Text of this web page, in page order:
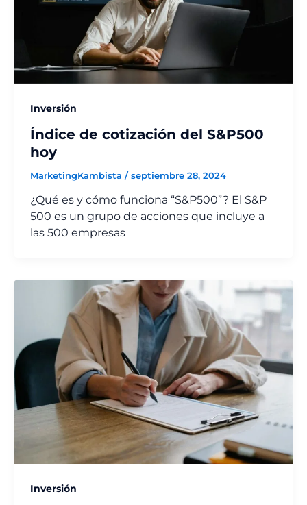
Inversión
Índice de cotización del S&P500
hoy
MarketingKambista /septiembre 28, 2024
¿Qué es y cómo funciona “S&P500”? El S&P
500 es un grupo de acciones que incluye a
las 500 empresas
Inversión